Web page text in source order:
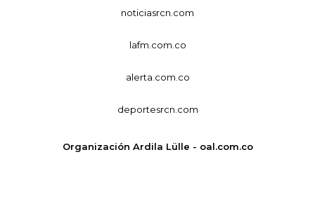
noticiasrcn.com
lafm.com.co
alerta.com.co
deportesrcn.com
Organización Ardila Lülle - oal.com.co